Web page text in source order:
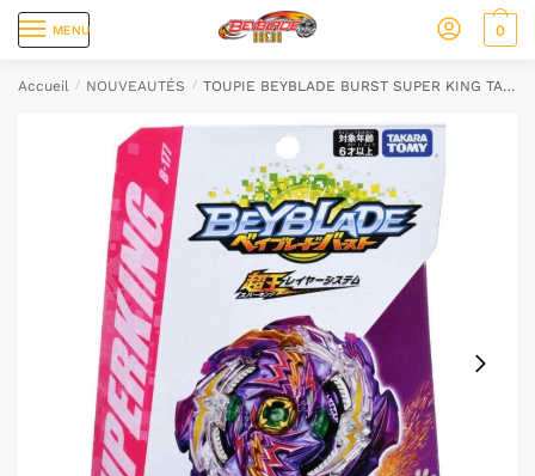
MENU 0
Accueil / NOUVEAUTÉS / TOUPIE BEYBLADE BURST SUPER KING TAKARA TOMY B-177 Jet Wyvern Ar.Js1D